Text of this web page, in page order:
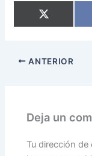
Compartir
en
ANTERIOR
Deja un
Tu dirección